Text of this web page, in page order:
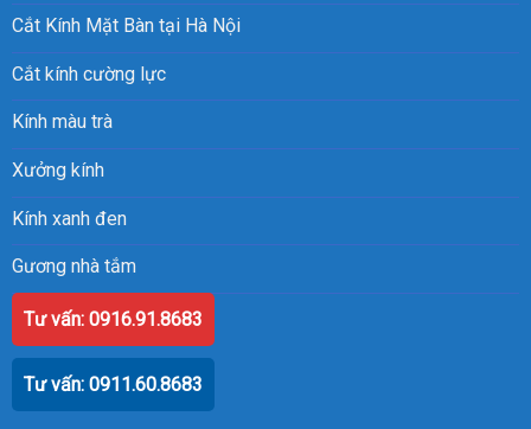
Cắt Kính Mặt Bàn tại Hà Nội
Cắt kính cường lực
Kính màu trà
Xưởng kính
Kính xanh đen
Gương nhà tắm
Gương treo tường
Tư vấn: 0916.91.8683
Tư vấn: 0911.60.8683